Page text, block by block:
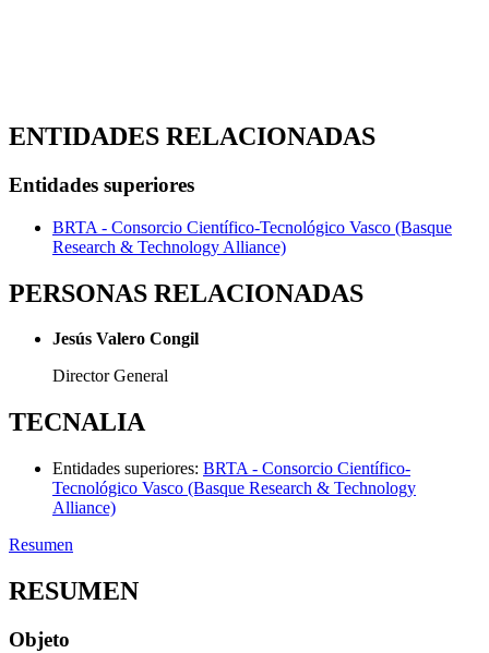
ENTIDADES RELACIONADAS
Entidades superiores
BRTA - Consorcio Científico-Tecnológico Vasco (Basque
Research & Technology Alliance)
PERSONAS RELACIONADAS
Jesús Valero Congil
Director General
TECNALIA
Entidades superiores: BRTA - Consorcio Científico-
Tecnológico Vasco (Basque Research & Technology
Alliance)
Resumen
RESUMEN
Objeto